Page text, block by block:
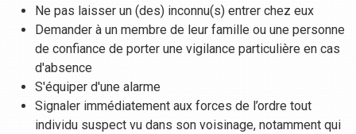
Ne pas laisser un (des) inconnu(s) entrer chez eux
Demander à un membre de leur famille ou une personne
de confiance de porter une vigilance particulière en cas
d'absence
S'équiper d'une alarme
Signaler immédiatement aux forces de l’ordre tout
individu suspect vu dans son voisinage, notamment qui